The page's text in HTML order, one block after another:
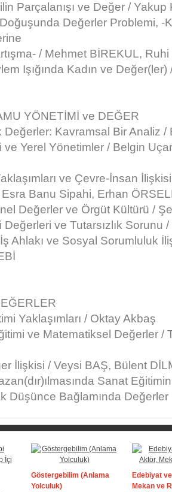
Parçalanışı ve Değer / Yakup
Değerler Problemi, -
/ Mehmet BİREKUL,
Işığında Kadın ve
YÖNETİMİ ve DEĞER
Değerler: Kavramsal Bir Analiz /
ve Yerel Yönetimler / Belgin
ve Çevre-İnsan
Banu Sipahi, Erhan
Değerler ve Örgüt Kültürü /
ve Tutarsızlık Sorunu
Ahlakı ve Sosyal Sorumluluk
Yaklaşımları / Oktay Akbaş
ve Matematiksel Değerler /
İlişkisi / Veysi BAŞ, Bülent
Sanat
Düşünce Bağlamında
Göstergebilim (Anlama
Yolculuk)
Edebiyat
Mekan ve